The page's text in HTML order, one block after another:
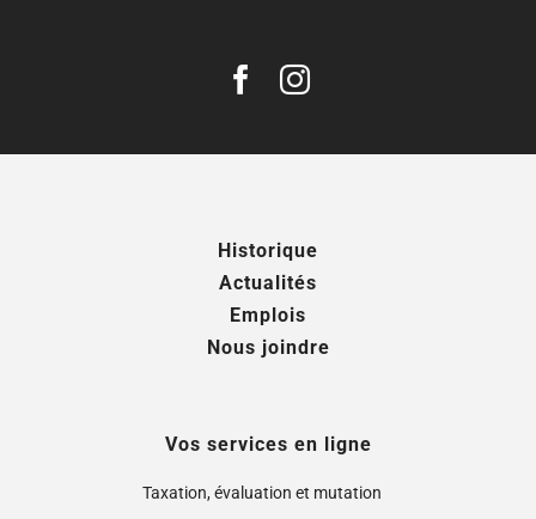
Historique
Actualités
Emplois
Nous joindre
Vos services en ligne
Taxation, évaluation et mutation